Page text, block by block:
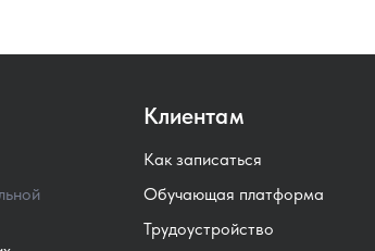
Клиентам
Как записаться
Обучающая платформа
Трудоустройство